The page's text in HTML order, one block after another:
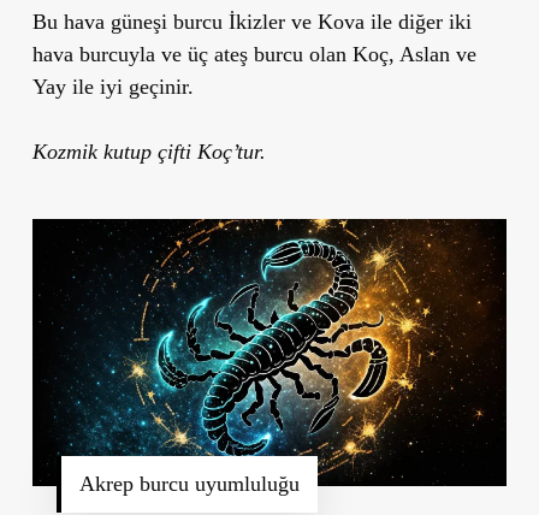
Bu hava güneşi burcu İkizler ve Kova ile diğer iki
hava burcuyla ve üç ateş burcu olan Koç, Aslan ve
Yay ile iyi geçinir.
Kozmik kutup çifti Koç’tur.
Akrep burcu uyumluluğu